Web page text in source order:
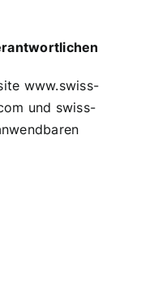
www.swiss-
und swiss-